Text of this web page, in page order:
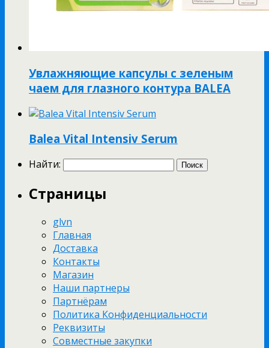
Увлажняющие капсулы с зеленым
чаем для глазного контура BALEA
Balea Vital Intensiv Serum
Найти:
Страницы
glvn
Главная
Доставка
Контакты
Магазин
Наши партнеры
Партнёрам
Политика Конфиденциальности
Реквизиты
Совместные закупки